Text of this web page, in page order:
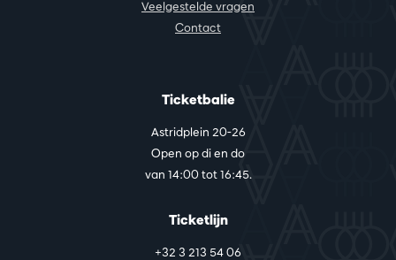
Veelgestelde vragen
Contact
Ticketbalie
Astridplein 20-26
Open op di en do
van 14:00 tot 16:45.
Ticketlijn
+32 3 213 54 06